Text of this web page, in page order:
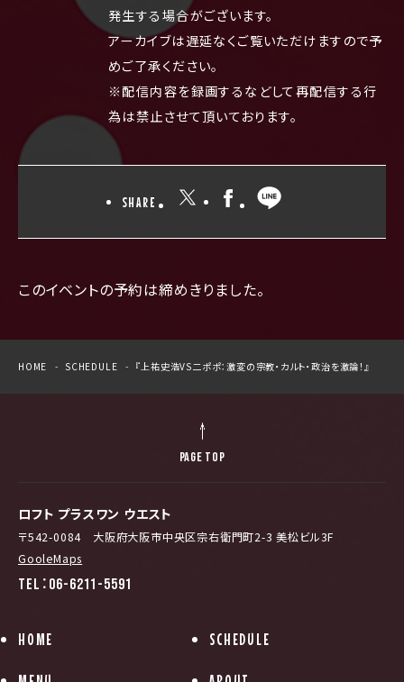
発生する場合がございます。
アーカイブは遅延なくご覧いただけますので予
めご了承ください。
※配信内容を録画するなどして再配信する行
為は禁止させて頂いております。
SHARE
このイベントの予約は締めきりました。
HOME SCHEDULE 『上祐史浩VS二ポポ：激変の宗教・カルト・政治を激論！』
ロフト プラスワン ウエスト
〒542-0084 大阪府大阪市中央区宗右衛門町2-3 美松ビル3F
GooleMaps
TEL：06-6211-5591
HOME SCHEDULE
PAGE TOP